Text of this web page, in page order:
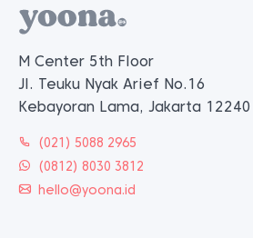
M Center 5th Floor
Jl. Teuku Nyak Arief No.16
Kebayoran Lama, Jakarta 12240
(021) 5088 2965
(0812) 8030 3812
hello@yoona.id